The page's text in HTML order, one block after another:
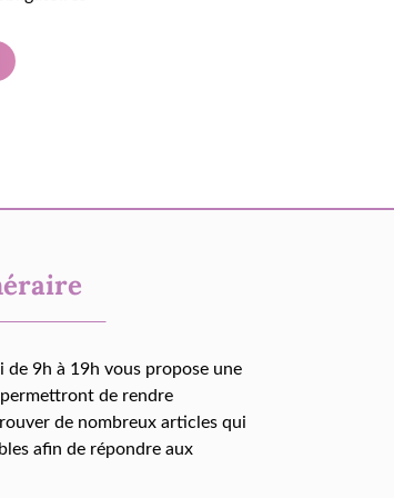
9h à 19h vous propose une
permettront de rendre
de nombreux articles qui
afin de répondre aux